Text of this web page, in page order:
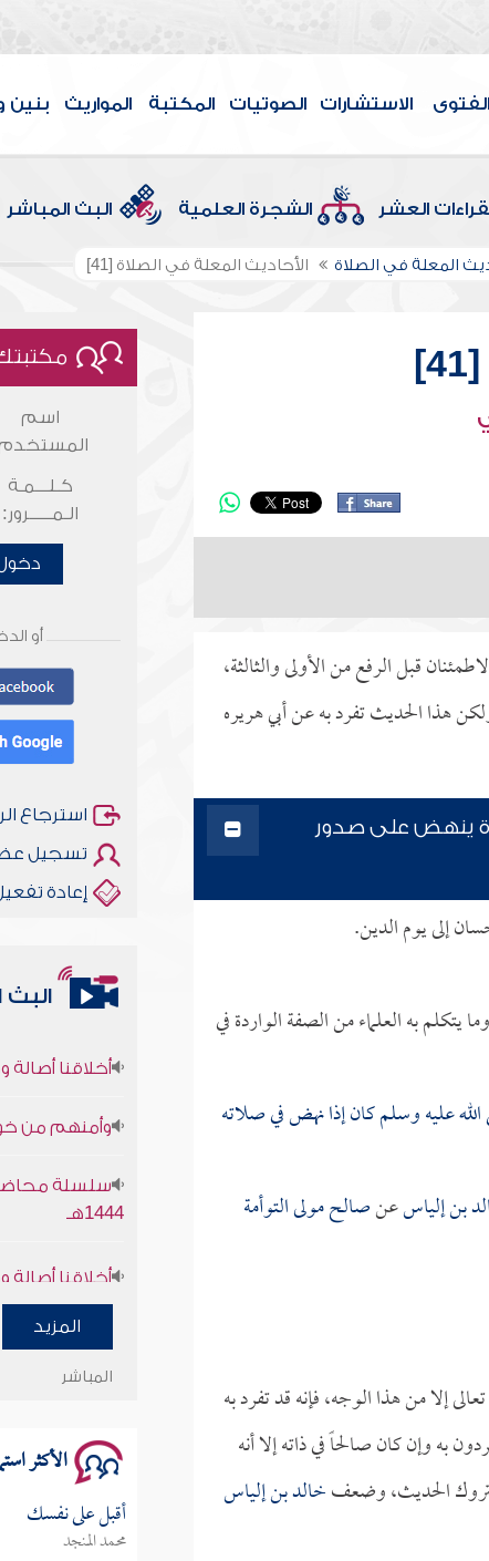
الفتوى الاستشارات الصوتيات المكتبة المواريث بنين
العشر الشجرة العلمية البث المباشر
المعلة في الصلاة الأحاديث المعلة في الصلاة [41]
قبل الرفع من الأولى والثالثة،
هذا الحديث تفرد به عن أبي هريره
ينهض على صدور
إلى يوم الدين.
يتكلم به العلماء من الصفة الواردة في
عليه وسلم كان إذا نهض في صلاته
بن إلياسعنصالح مولى التوأمة
إلا من هذا الوجه، فإنه قد تفرد به
به وإن كان صالحاً في ذاته إلا أنه
الحديث، وضعفخالد بن إلياس
اسم
كـلـــمـة
الـمـــــرور:
أو
استرجاع
تسجيل
إعادة
البث
1444هـ
سلسلة
1444هـ
المزيد
المباشر
الأكثر
أقبل على نفسك
محمد المنجد